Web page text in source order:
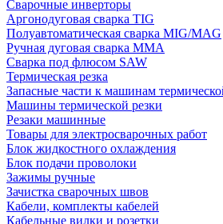
Сварочные инверторы
Аргонодуговая сварка TIG
Полуавтоматическая сварка MIG/MAG
Ручная дуговая сварка MMA
Сварка под флюсом SAW
Термическая резка
Запасные части к машинам
Машины термической резки
Резаки машинные
Товары для электросварочных работ
Блок жидкостного охлаждения
Блок подачи проволоки
Зажимы ручные
Зачистка сварочных швов
Кабели, комплекты кабелей
Кабельные вилки и розетки